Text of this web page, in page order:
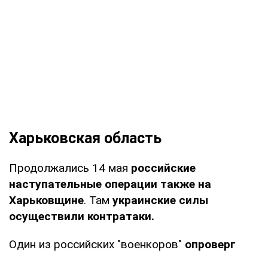
Харьковская область
Продолжались 14 мая российские
наступательные операции также на
Харьковщине. Там украинские силы
осуществили контратаки.
Один из российских "военкоров" опроверг